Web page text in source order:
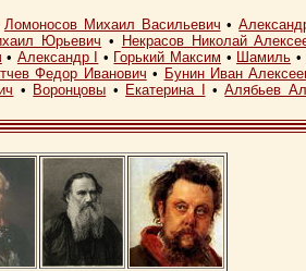
Ломоносов Михаил Васильевич •
Юрьевич • Некрасов Николай
• Александр I • Горький Максим • Шамиль •
Федор Иванович • Бунин Иван
• Воронцовы • Екатерина I •Алябьев